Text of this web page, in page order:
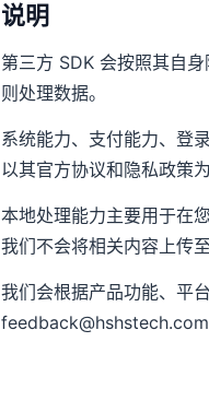
说明
第三方 SDK 会按照其自
则处理数据。
系统能力、支付能力、登
以其官方协议和隐私政策为
本地处理能力主要用于在
我们不会将相关内容上传
我们会根据产品功能、平
feedback@hshstech.com